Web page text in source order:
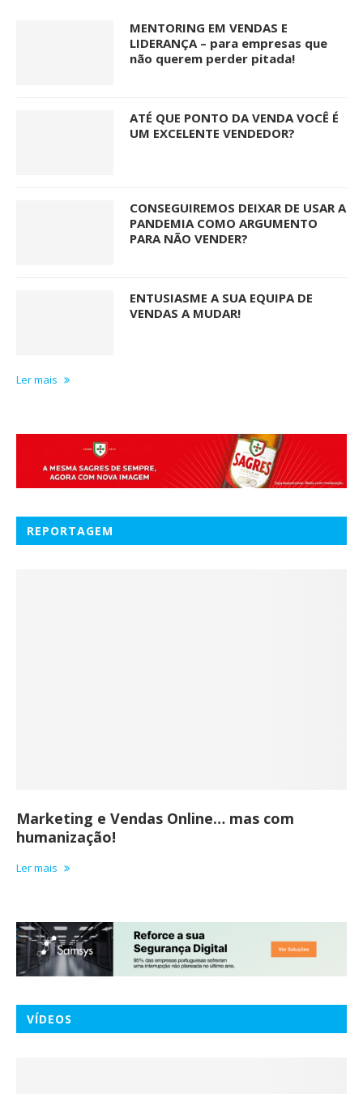
MENTORING EM VENDAS E
LIDERANÇA – para empresas que
não querem perder pitada!
ATÉ QUE PONTO DA VENDA VOCÊ É
UM EXCELENTE VENDEDOR?
CONSEGUIREMOS DEIXAR DE USAR A
PANDEMIA COMO ARGUMENTO
PARA NÃO VENDER?
ENTUSIASME A SUA EQUIPA DE
VENDAS A MUDAR!
Ler mais
REPORTAGEM
Marketing e Vendas Online… mas com
humanização!
Ler mais
VÍDEOS